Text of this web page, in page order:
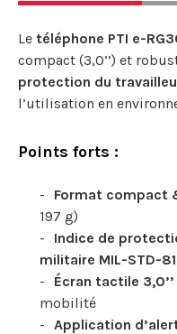
Le téléphone PTI e-
compact (3,0’’) et
protection du
l’utilisation en
Points forts :
Format compact
197 g)
Indice de
militaire MIL-STD-
Écran tactile 3,0’’
mobilité
Application